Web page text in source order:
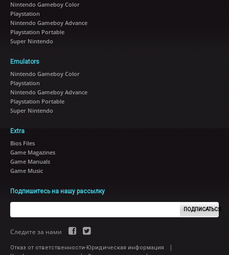
Nintendo Gameboy Color
Playstation
Nintendo Gameboy Advance
Playstation Portable
Super Nintendo
Emulators
Nintendo Gameboy Color
Playstation
Nintendo Gameboy Advance
Playstation Portable
Super Nintendo
Extra
Bios Files
Game Magazines
Game Manuals
Game Music
Подпишитесь на нашу рассылку
ПОДПИСАТЬСЯ
Следите за нами
Отказ от ответственности-Юридическая информация |